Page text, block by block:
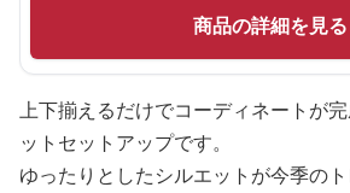
商品の詳細を見る
上下揃えるだけでコーディネートが
ットセットアップです。
ゆったりとしたシルエットが今季の